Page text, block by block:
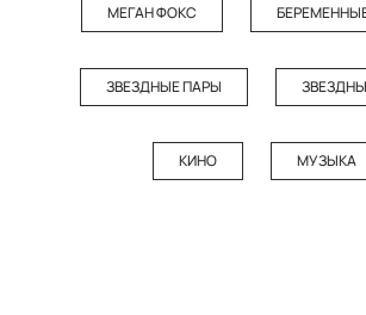
МЕГАН ФОКС
ЗВЕЗДНЫЕ ПАРЫ
КИНО МУЗЫКА